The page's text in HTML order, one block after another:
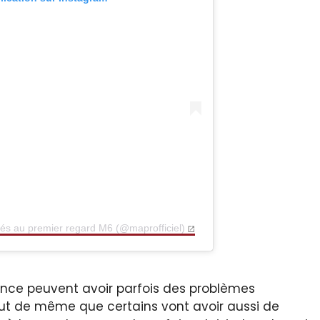
au premier regard M6 (@maprofficiel)
peuvent avoir parfois des problèmes
de même que certains vont avoir aussi de